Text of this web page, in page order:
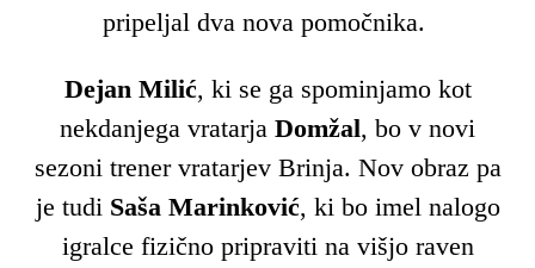
pripeljal dva nova pomočnika.
Dejan Milić, ki se ga spominjamo kot
nekdanjega vratarja Domžal, bo v novi
sezoni trener vratarjev Brinja. Nov obraz pa
je tudi Saša Marinković, ki bo imel nalogo
igralce fizično pripraviti na višjo raven